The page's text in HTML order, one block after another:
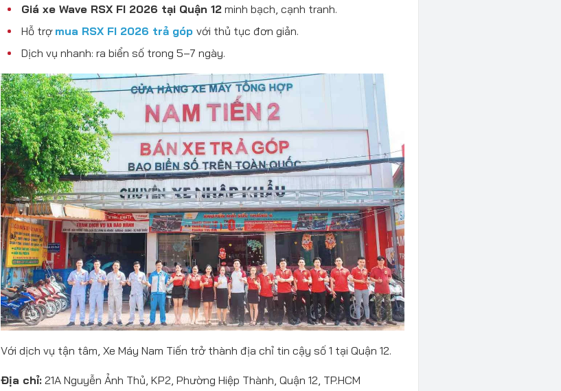
Giá xe Wave RSX FI 2026 tại Quận 12 minh bạch, cạnh tranh.
Hỗ trợ mua RSX FI 2026 trả góp với thủ tục đơn giản.
Dịch vụ nhanh: ra biển số trong 5–7 ngày.
Với dịch vụ tận tâm, Xe Máy Nam Tiến trở thành địa chỉ tin cậy số 1 tại Quận 12.
Địa chỉ: 21A Nguyễn Ảnh Thủ, KP2, Phường Hiệp Thành, Quận 12, TP.HCM